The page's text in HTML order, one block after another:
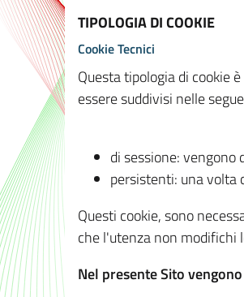
TIPOLOGIA DI COOKIE
Cookie Tecnici
Questa tipologia di cookie
essere suddivisi nelle
di sessione:
persistenti: una volta
Questi cookie, sono
che l'utenza non modifichi
Nel presente Sito